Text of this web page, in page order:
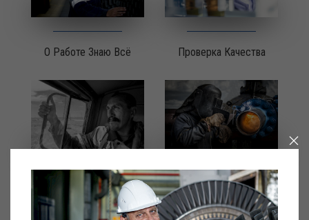
О Работе Знаю Всё Проверка Качества
Мастер Света 'Повелитель Огня'